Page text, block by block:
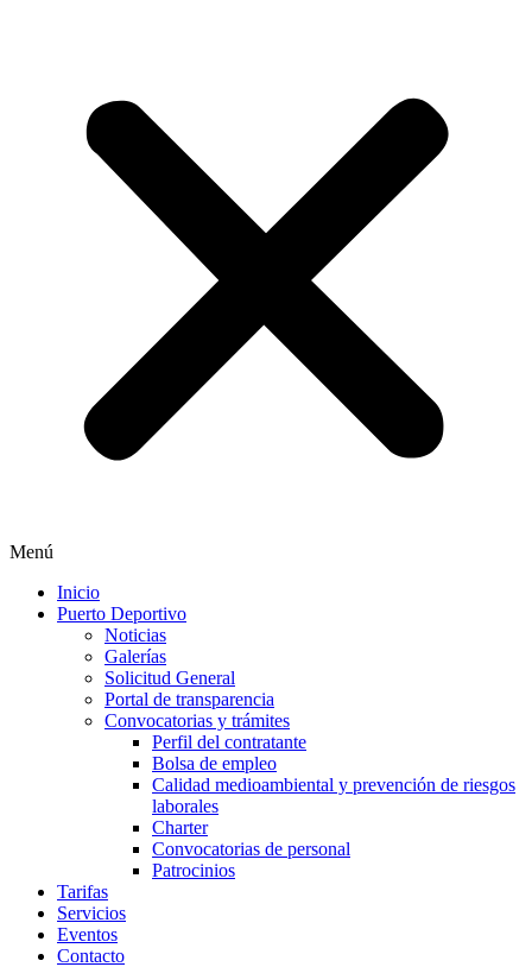
Menú
Inicio
Puerto Deportivo
Noticias
Galerías
Solicitud General
Portal de transparencia
Convocatorias y trámites
Perfil del contratante
Bolsa de empleo
Calidad medioambiental y prevención de riesgos
laborales
Charter
Convocatorias de personal
Patrocinios
Tarifas
Servicios
Eventos
Contacto